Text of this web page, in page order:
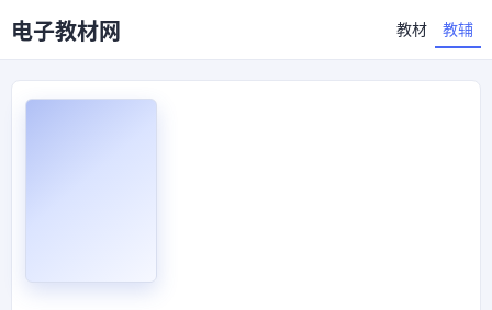
电子教材网 教材 教辅